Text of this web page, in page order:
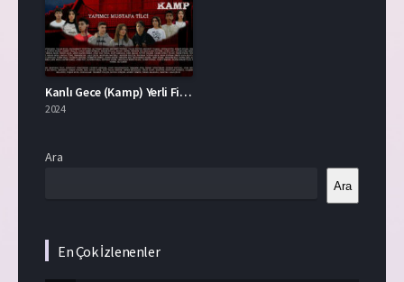
Kanlı Gece (Kamp) Yerli Film İzle
2024
Ara
Ara
En Çok İzlenenler